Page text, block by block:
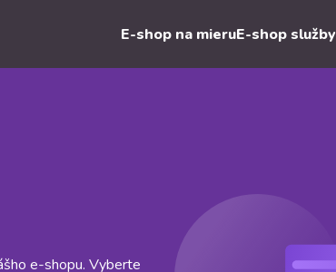
E-shop na mieruE-shop služby
e-shopu. Vyberte